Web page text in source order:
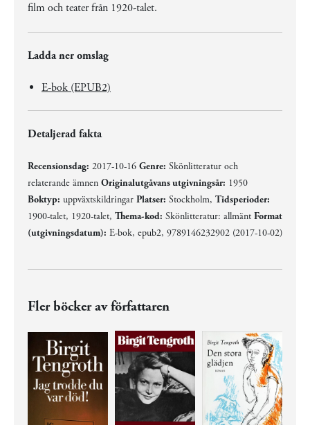
film och teater från 1920-talet.
Ladda ner omslag
E-bok (EPUB2)
Detaljerad fakta
Recensionsdag: 2017-10-16 Genre: Skönlitteratur och
relaterande ämnen Originalutgåvans utgivningsår: 1950
Boktyp: uppväxtskildringar Platser: Stockholm, Tidsperioder:
1900-talet, 1920-talet, Thema-kod: Skönlitteratur: allmänt Format
(utgivningsdatum): E-bok, epub2, 9789146232902 (2017-10-02)
Fler böcker av författaren